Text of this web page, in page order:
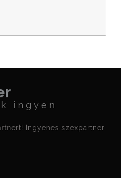
ingyen
Ingyenes szexpartner